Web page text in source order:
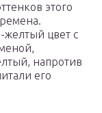
этого
желтый цвет с
напротив
его